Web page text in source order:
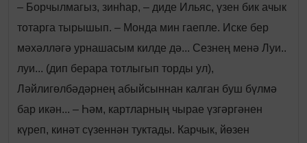
– Борчылмагыз, зинһар, – диде Ильяс, үзен бик ачык
тотарга тырышып. – Монда мин гаепле. Иске бер
мәхәлләгә урнашасым килде дә... Сезнең менә Луи..
луи... (дип берара тотлыгып торды ул),
Ләйлигөлбәдәрнең абыйсыннан калган буш бүлмә
бар икән... – Һәм, картларның чырае үзгәргәнен
күреп, кинәт сүзеннән туктады. Карчык, йөзен